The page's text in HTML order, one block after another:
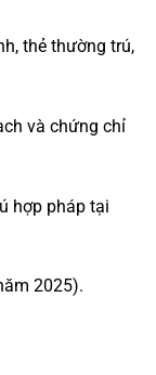
thẻ thường trú,
và chứng chỉ
hợp pháp tại
2025).